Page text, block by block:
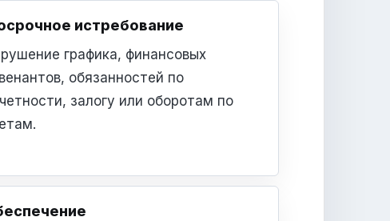
истребование
графика, финансовых
обязанностей по
залогу или оборотам по